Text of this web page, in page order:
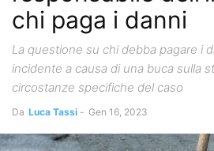
chi paga i danni
La questione su chi debba pagare i
incidente a causa di una buca sulla
circostanze specifiche del caso
Da Luca Tassi - Gen 16, 2023